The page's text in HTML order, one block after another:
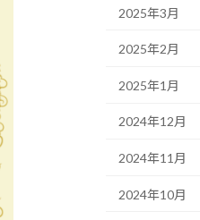
2025年3月
2025年2月
2025年1月
2024年12月
2024年11月
2024年10月